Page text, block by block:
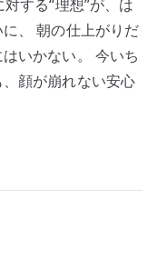
する“理想”が、は
、 朝の仕上がりだ
いかない。 今いち
顔が崩れない安心